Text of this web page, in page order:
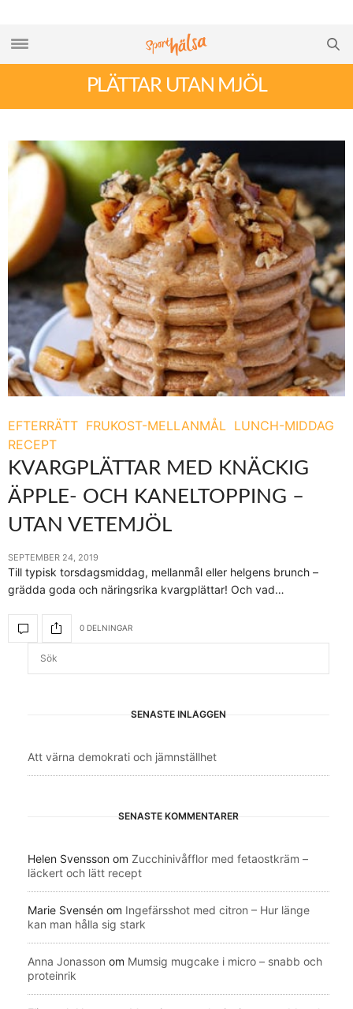
PLÄTTAR UTAN MJÖL
EFTERRÄTT FRUKOST-MELLANMÅL LUNCH-MIDDAG
RECEPT
KVARGPLÄTTAR MED KNÄCKIG
ÄPPLE- OCH KANELTOPPING –
UTAN VETEMJÖL
SEPTEMBER 24, 2019
Till typisk torsdagsmiddag, mellanmål eller helgens brunch –
grädda goda och näringsrika kvargplättar! Och vad…
0 DELNINGAR
SENASTE INLÄGGEN
Att värna demokrati och jämnställhet
SENASTE KOMMENTARER
Helen Svensson om Zucchinivåfflor med fetaostkräm –
läckert och lätt recept
Marie Svensén om Ingefärsshot med citron – Hur länge
kan man hålla sig stark
Anna Jonasson om Mumsig mugcake i micro – snabb och
proteinrik